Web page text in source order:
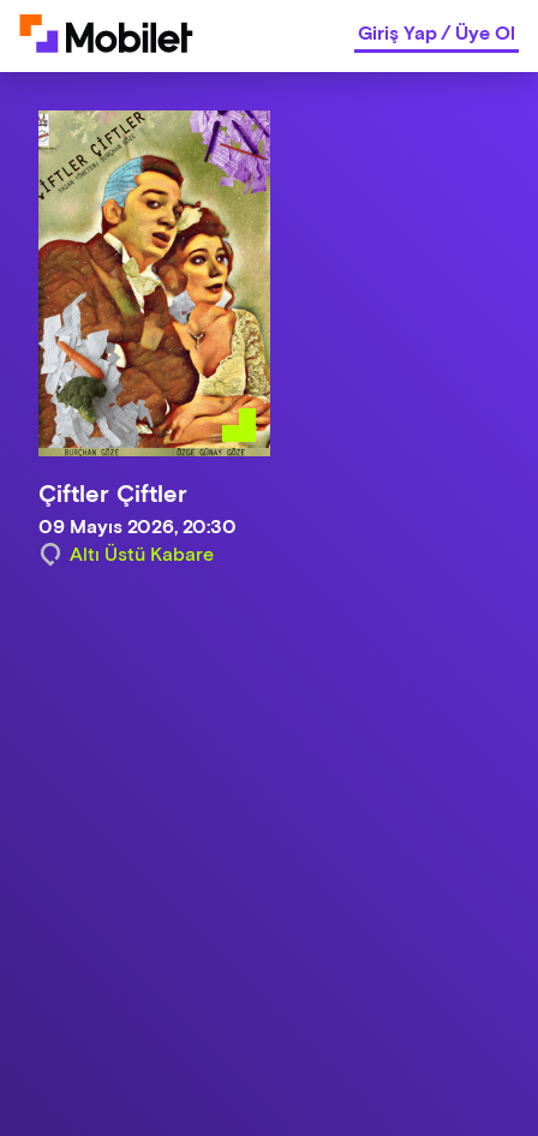
Giriş Yap/Üye Ol
Çiftler Çiftler
09 Mayıs 2026, 20:30
Altı Üstü Kabare